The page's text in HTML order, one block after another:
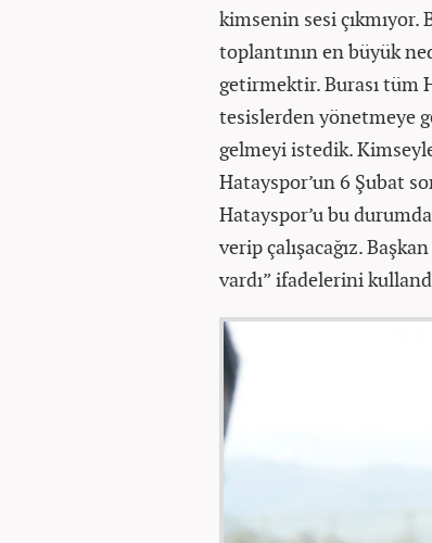
kimsenin sesi çıkmıyor.
toplantının en büyük
getirmektir. Burası tüm
tesislerden yönetmeye
gelmeyi istedik.
Hatayspor’un 6 Şubat
Hatayspor’u bu
verip çalışacağız.
vardı” ifadelerini